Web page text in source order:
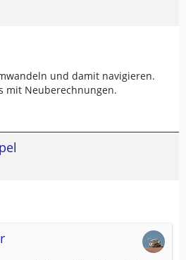
und damit navigieren.
mit Neuberechnungen.